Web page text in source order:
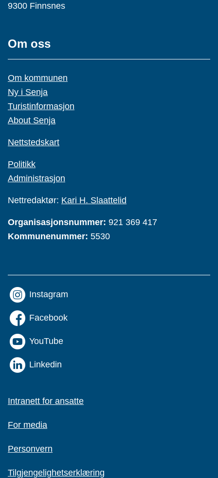
9300 Finnsnes
Om oss
Om kommunen
Ny i Senja
Turistinformasjon
About Senja
Nettstedskart
Politikk
Administrasjon
Nettredaktør: Kari H. Slaattelid
Organisasjonsnummer: 921 369 417
Kommunenummer: 5530
Instagram
Facebook
YouTube
Linkedin
Intranett for ansatte
For media
Personvern
Tilgjengelighetserklæring